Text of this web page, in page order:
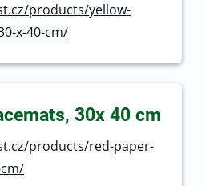
products/yellow-
x-40-cm/
30x 40 cm
products/red-paper-